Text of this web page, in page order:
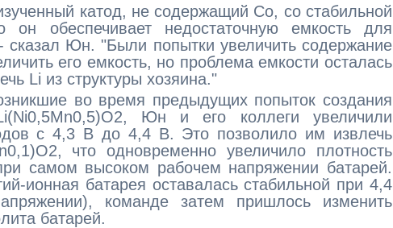
катод, не содержащий Co, со стабильной
он обеспечивает недостаточную емкость для
сказал Юн. "Были попытки увеличить содержание
его емкость, но проблема емкости осталась
Li из структуры хозяина."
во время предыдущих попыток создания
Юн и его коллеги увеличили
с 4,3 В до 4,4 В. Это позволило им извлечь
что одновременно увеличило плотность
самом высоком рабочем напряжении батарей.
ионная батарея оставалась стабильной при 4,4
команде затем пришлось изменить
батарей.